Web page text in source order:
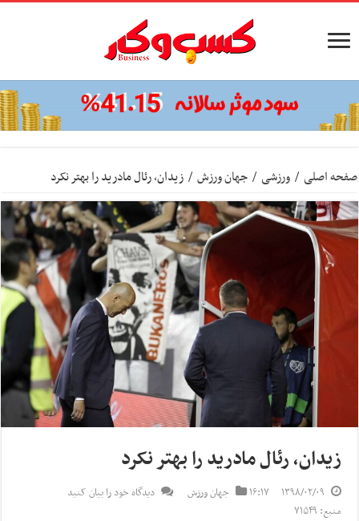
صفحه اصلی / ورزشی / جهان ورزش / زیدان، رئال مادرید را بهتر نکرد
زیدان، رئال مادرید را بهتر نکرد
۱۳۹۸/۰۲/۰۹ ۱۶:۱۷ جهان ورزش
دیدگاه خود را بیان کنید
منبع: ۷۱۵۴۹